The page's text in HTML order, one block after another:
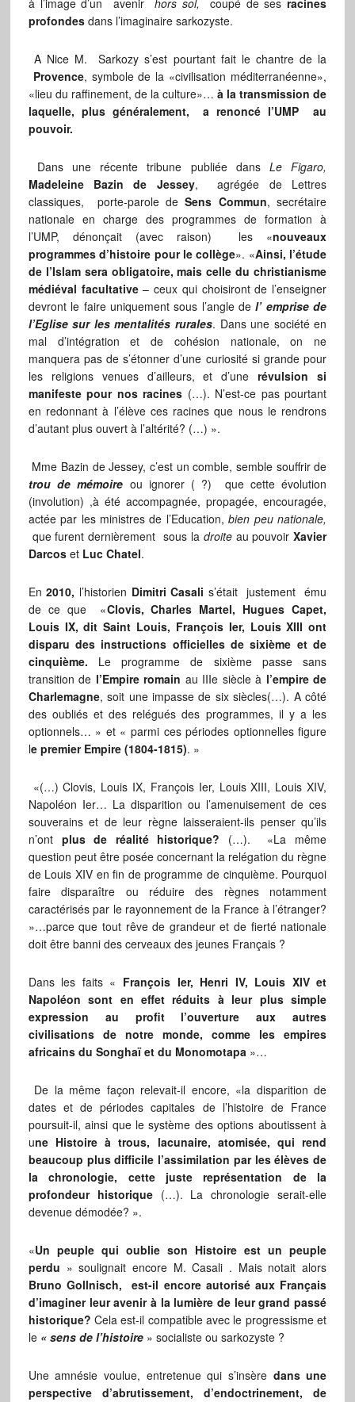
à l’image d’un avenir hors sol, coupé de ses racines
profondesdans l’imaginaire sarkozyste.
A Nice M. Sarkozy s’est pourtant fait le chantre de la
Provence, symbole de la «civilisation méditerranéenne»,
«lieu du raffinement, de la culture»…à la transmission de
laquelle, plus généralement, a renoncé l’UMP au
pouvoir.
Dans une récente tribune publiée dans Le Figaro,
Madeleine Bazin de Jessey, agrégée de Lettres
classiques, porte-parole de Sens Commun, secrétaire
nationale en charge des programmes de formation à
l’UMP, dénonçait (avec raison) les «nouveaux
programmes d’histoire pour le collège». «Ainsi, l’étude
de l’Islam sera obligatoire, mais celle du christianisme
médiéval facultative– ceux qui choisiront de l’enseigner
devront le faire uniquement sous l’angle del’ emprise de
l’Eglise sur les mentalités rurales. Dans une société en
mal d’intégration et de cohésion nationale, on ne
manquera pas de s’étonner d’une curiosité si grande pour
les religions venues d’ailleurs, et d’unerévulsion si
manifeste pour nos racines (…). N’est-ce pas pourtant
en redonnant à l’élève ces racines que nous le rendrons
d’autant plus ouvert à l’altérité? (…) ».
Mme Bazin de Jessey, c’est un comble, semble souffrir de
trou de mémoire ou ignorer ( ?) que cette évolution
(involution) ,à été accompagnée, propagée, encouragée,
actée par les ministres de l’Education,bien peu nationale,
que furent dernièrement sous ladroiteau pouvoirXavier
Darcoset Luc Chatel.
En2010, l’historien Dimitri Casali s’était justement ému
de ce que «Clovis, Charles Martel, Hugues Capet,
Louis IX, dit Saint Louis, François Ier, Louis XIII ont
disparu des instructions officielles de sixième et de
cinquième. Le programme de sixième passe sans
transition de l’Empire romain au IIIe siècle à l’empire de
Charlemagne, soit une impasse de six siècles(…). A côté
des oubliés et des relégués des programmes, il y a les
optionnels… » et « parmi ces périodes optionnelles figure
le premier Empire (1804-1815). »
«(…) Clovis, Louis IX, François Ier, Louis XIII, Louis XIV,
Napoléon Ier… La disparition ou l’amenuisement de ces
souverains et de leur règne laisseraient-ils penser qu’ils
n’ont plus de réalité historique? (…). «La même
question peut être posée concernant la relégation du règne
de Louis XIV en fin de programme de cinquième. Pourquoi
faire disparaître ou réduire des règnes notamment
caractérisés par le rayonnement de la France à l’étranger?
»…parce que tout rêve de grandeur et de fierté nationale
doit être banni des cerveaux des jeunes Français ?
Dans les faits « François Ier, Henri IV, Louis XIV et
Napoléon sont en effet réduits à leur plus simple
expression au profit l’ouverture aux autres
civilisations de notre monde, comme les empires
africains du Songhaï et du Monomotapa»…
De la même façon relevait-il encore, «la disparition de
dates et de périodes capitales de l’histoire de France
poursuit-il, ainsi que le système des options aboutissent à
une Histoire à trous, lacunaire, atomisée, qui rend
beaucoup plus difficile l’assimilation par les élèves de
la chronologie, cette juste représentation de la
profondeur historique(…). La chronologie serait-elle
devenue démodée? ».
«Un peuple qui oublie son Histoire est un peuple
perdu » soulignait encore M. Casali . Mais notait alors
Bruno Gollnisch,
est-il encore autorisé aux Français
d’imaginer leur avenir à la lumière de leur grand passé
historique? Cela est-il compatible avec le progressisme et
le « sens de l’histoire» socialiste ou sarkozyste ?
Une amnésie voulue, entretenue qui s’insère dans une
perspective d’abrutissement, d’endoctrinement, de